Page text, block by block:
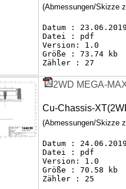
(Abmessungen/Skizze
Datum : 23.06.2019
Datei : pdf
Version: 1.0
Größe : 73.74 kb
Zähler : 27
2WD MEGA-
Cu-Chassis-
(Abmessungen/Skizze
Datum : 24.06.2019
Datei : pdf
Version: 1.0
Größe : 70.58 kb
Zähler : 25